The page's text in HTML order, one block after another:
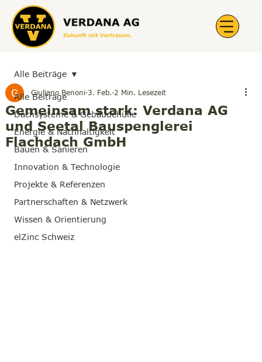
Alle Beiträge
Dachsysteme & Gebäudehülle
Energie & Nachhaltigkeit
Bauen & Sanieren
Innovation & Technologie
Projekte & Referenzen
Partnerschaften & Netzwerk
Wissen & Orientierung
elZinc Schweiz
Alle Beiträge
Gemeinsam stark: Verdana AG
und Seetal Bauspenglerei
Flachdach GmbH
Giuliano Benoni 3. Feb. 2 Min. Lesezeit